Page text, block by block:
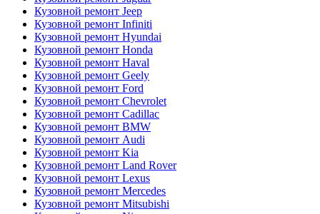
Кузовной ремонт Jeep
Кузовной ремонт Infiniti
Кузовной ремонт Hyundai
Кузовной ремонт Honda
Кузовной ремонт Haval
Кузовной ремонт Geely
Кузовной ремонт Ford
Кузовной ремонт Chevrolet
Кузовной ремонт Cadillac
Кузовной ремонт BMW
Кузовной ремонт Audi
Кузовной ремонт Kia
Кузовной ремонт Land Rover
Кузовной ремонт Lexus
Кузовной ремонт Mercedes
Кузовной ремонт Mitsubishi